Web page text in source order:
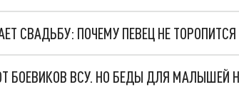
БОЕВИКОВ ВСУ. НО БЕДЫ ДЛЯ МАЛЫШЕЙ